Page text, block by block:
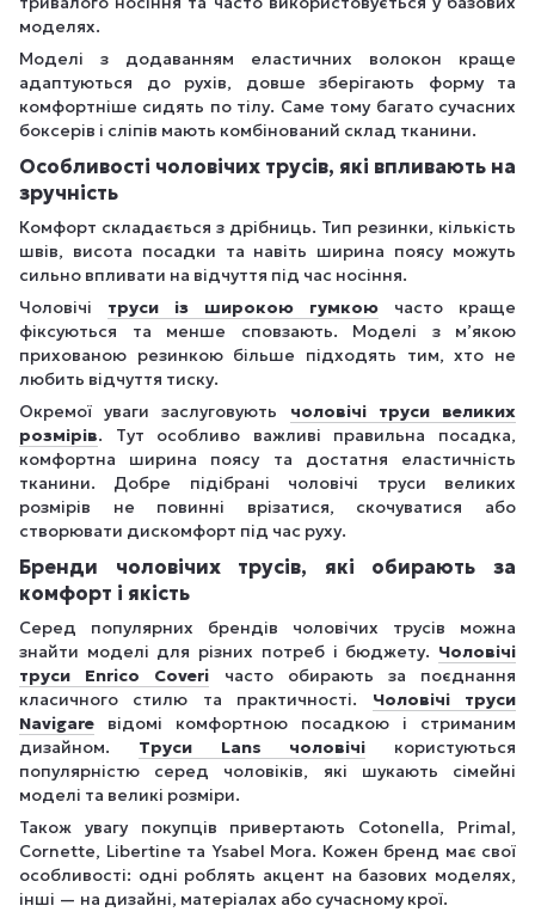
моделях.
Моделі з додаванням еластичних волокон краще
адаптуються до рухів, довше зберігають форму та
комфортніше сидять по тілу. Саме тому багато сучасних
боксерів і сліпів мають комбінований склад тканини.
Особливості чоловічих трусів, які впливають на
зручність
Комфорт складається з дрібниць. Тип резинки, кількість
швів, висота посадки та навіть ширина поясу можуть
сильно впливати на відчуття під час носіння.
Чоловічі труси із широкою гумкою часто краще
фіксуються та менше сповзають. Моделі з м’якою
прихованою резинкою більше підходять тим, хто не
любить відчуття тиску.
Окремої уваги заслуговують чоловічі труси великих
розмірів. Тут особливо важливі правильна посадка,
комфортна ширина поясу та достатня еластичність
тканини. Добре підібрані чоловічі труси великих
розмірів не повинні врізатися, скочуватися або
створювати дискомфорт під час руху.
Бренди чоловічих трусів, які обирають за
комфорт і якість
Серед популярних брендів чоловічих трусів можна
знайти моделі для різних потреб і бюджету. Чоловічі
труси Enrico Coveri часто обирають за поєднання
класичного стилю та практичності. Чоловічі труси
Navigare відомі комфортною посадкою і стриманим
дизайном. Труси Lans чоловічі користуються
популярністю серед чоловіків, які шукають сімейні
моделі та великі розміри.
Також увагу покупців привертають Cotonella, Primal,
Cornette, Libertine та Ysabel Mora. Кожен бренд має свої
особливості: одні роблять акцент на базових моделях,
інші — на дизайні, матеріалах або сучасному крої.